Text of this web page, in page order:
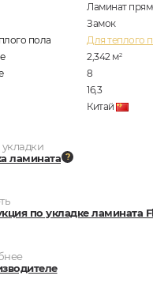
Ламинат
Замок
пола
Для теплого
2,342 м2
8
16,3
Китай
ламината
по укладке ламината